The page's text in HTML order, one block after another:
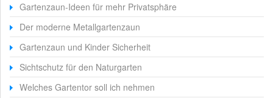
Gartenzaun-Ideen für mehr Privatsphäre
Der moderne Metallgartenzaun
Gartenzaun und Kinder Sicherheit
Sichtschutz für den Naturgarten
Welches Gartentor soll ich nehmen